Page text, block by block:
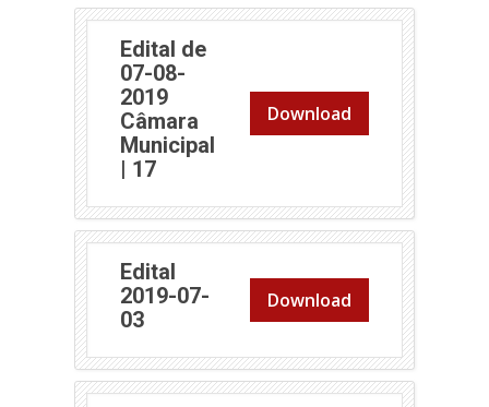
Edital de
07-08-
2019
Câmara
Municipal
| 17(abre em nova janela)
Download
Edital
2019-07-
03(abre em nova janela)
Download